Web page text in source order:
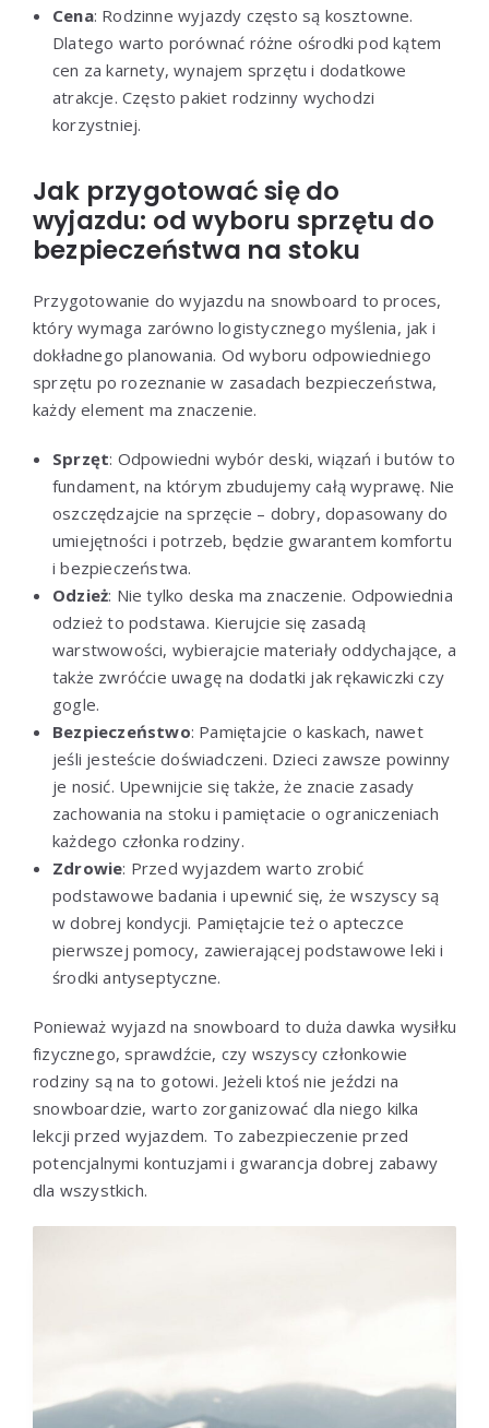
Cena: Rodzinne wyjazdy często są kosztowne.
Dlatego warto porównać różne ośrodki pod kątem
cen za karnety, wynajem sprzętu i dodatkowe
atrakcje. Często pakiet rodzinny wychodzi
korzystniej.
Jak przygotować się do
wyjazdu: od wyboru sprzętu do
bezpieczeństwa na stoku
Przygotowanie do wyjazdu na snowboard to proces,
który wymaga zarówno logistycznego myślenia, jak i
dokładnego planowania. Od wyboru odpowiedniego
sprzętu po rozeznanie w zasadach bezpieczeństwa,
każdy element ma znaczenie.
Sprzęt: Odpowiedni wybór deski, wiązań i butów to
fundament, na którym zbudujemy całą wyprawę. Nie
oszczędzajcie na sprzęcie – dobry, dopasowany do
umiejętności i potrzeb, będzie gwarantem komfortu
i bezpieczeństwa.
Odzież: Nie tylko deska ma znaczenie. Odpowiednia
odzież to podstawa. Kierujcie się zasadą
warstwowości, wybierajcie materiały oddychające, a
także zwróćcie uwagę na dodatki jak rękawiczki czy
gogle.
Bezpieczeństwo: Pamiętajcie o kaskach, nawet
jeśli jesteście doświadczeni. Dzieci zawsze powinny
je nosić. Upewnijcie się także, że znacie zasady
zachowania na stoku i pamiętacie o ograniczeniach
każdego członka rodziny.
Zdrowie: Przed wyjazdem warto zrobić
podstawowe badania i upewnić się, że wszyscy są
w dobrej kondycji. Pamiętajcie też o apteczce
pierwszej pomocy, zawierającej podstawowe leki i
środki antyseptyczne.
Ponieważ wyjazd na snowboard to duża dawka wysiłku
fizycznego, sprawdźcie, czy wszyscy członkowie
rodziny są na to gotowi. Jeżeli ktoś nie jeździ na
snowboardzie, warto zorganizować dla niego kilka
lekcji przed wyjazdem. To zabezpieczenie przed
potencjalnymi kontuzjami i gwarancja dobrej zabawy
dla wszystkich.